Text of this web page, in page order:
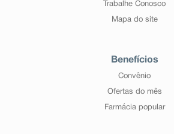
Trabalhe Conosco
Mapa do site
Benefícios
Convênio
Ofertas do mês
Farmácia popular